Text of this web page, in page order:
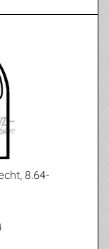
8.64-